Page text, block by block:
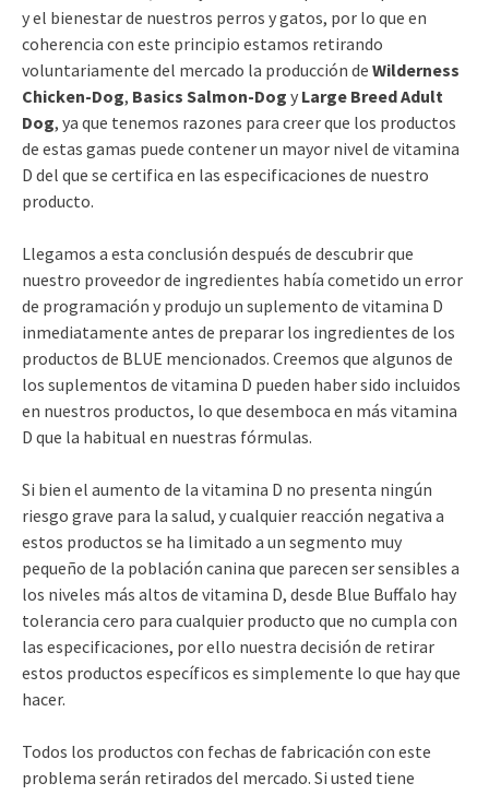
y el bienestar de nuestros perros y gatos, por lo que en
coherencia con este principio estamos retirando
voluntariamente del mercado la producción de Wilderness
Chicken-Dog, Basics Salmon-Dog y Large Breed Adult
Dog, ya que tenemos razones para creer que los productos
de estas gamas puede contener un mayor nivel de vitamina
D del que se certifica en las especificaciones de nuestro
producto.
Llegamos a esta conclusión después de descubrir que
nuestro proveedor de ingredientes había cometido un error
de programación y produjo un suplemento de vitamina D
inmediatamente antes de preparar los ingredientes de los
productos de BLUE mencionados. Creemos que algunos de
los suplementos de vitamina D pueden haber sido incluidos
en nuestros productos, lo que desemboca en más vitamina
D que la habitual en nuestras fórmulas.
Si bien el aumento de la vitamina D no presenta ningún
riesgo grave para la salud, y cualquier reacción negativa a
estos productos se ha limitado a un segmento muy
pequeño de la población canina que parecen ser sensibles a
los niveles más altos de vitamina D, desde Blue Buffalo hay
tolerancia cero para cualquier producto que no cumpla con
las especificaciones, por ello nuestra decisión de retirar
estos productos específicos es simplemente lo que hay que
hacer.
Todos los productos con fechas de fabricación con este
problema serán retirados del mercado. Si usted tiene